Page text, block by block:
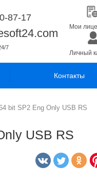
87-17
7
Мои
Личный
Контакты
bit SP2 Eng Only USB RS
USB RS